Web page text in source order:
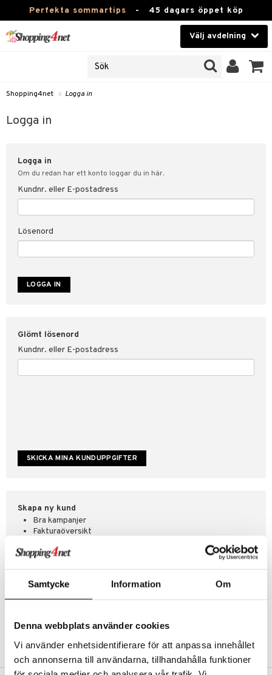
Samtycke Information Om
Denna webbplats använder cookies
Vi använder enhetsidentifierare för att anpassa innehållet
och annonserna till användarna, tillhandahålla funktioner
Perfekta sommartips - 45 dagars öppet köp
Välj avdelning
Kontaktlinser
Hälsokost
Fitness
Hem & Inredning
Leksaker, Barn & Baby
Varumärken
Shopping4net » Logga in
Logga in
Logga in
Om du redan har ett konto loggar du in här.
Kundnr. eller E-postadress
Lösenord
Glömt lösenord
Kundnr. eller E-postadress
Skapa ny kund
Bra kampanjer
Fakturaöversikt
Abonnemang
Önskelistor
SKAPA KUND
svar
för Shopping4net